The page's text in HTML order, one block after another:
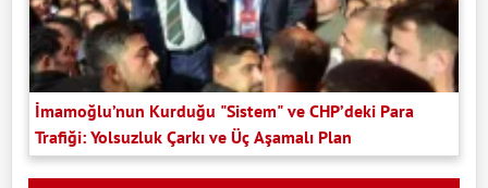
İmamoğlu’nun Kurduğu "Sistem" ve CHP’deki Para
Trafiği: Yolsuzluk Çarkı ve Üç Aşamalı Plan